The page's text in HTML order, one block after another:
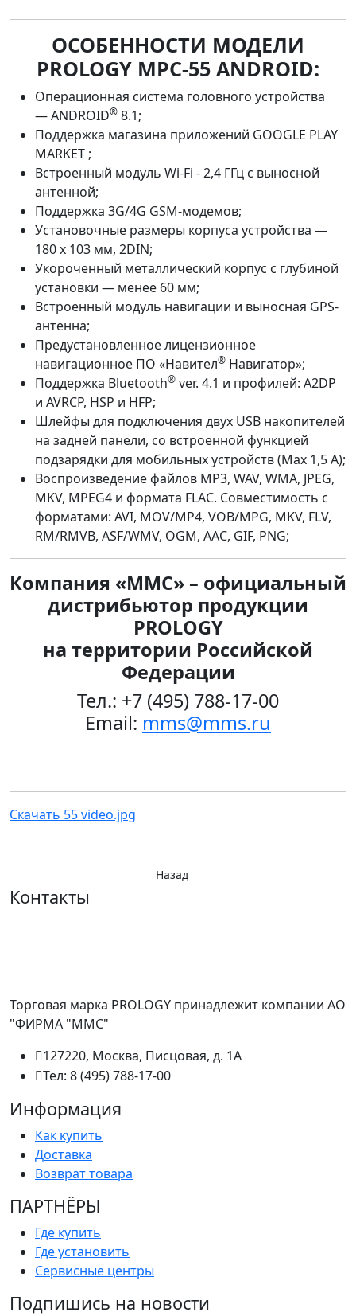
ОСОБЕННОСТИ МОДЕЛИ
PROLOGY MPC-55 ANDROID:
Операционная система головного устройства
— ANDROID® 8.1;
Поддержка магазина приложений GOOGLE PLAY
MARKET ;
Встроенный модуль Wi-Fi - 2,4 ГГц с выносной
антенной;
Поддержка 3G/4G GSM-модемов;
Установочные размеры корпуса устройства —
180 x 103 мм, 2DIN;
Укороченный металлический корпус с глубиной
установки — менее 60 мм;
Встроенный модуль навигации и выносная GPS-
антенна;
Предустановленное лицензионное
навигационное ПО «Навител® Навигатор»;
Поддержка Bluetooth® ver. 4.1 и профилей: A2DP
и AVRCP, HSP и HFP;
Шлейфы для подключения двух USB накопителей
на задней панели, со встроенной функцией
подзарядки для мобильных устройств (Мах 1,5 А);
Воспроизведение файлов MP3, WAV, WMA, JPEG,
MKV, MPEG4 и формата FLAC. Совместимость с
форматами: AVI, MOV/MP4, VOB/MPG, MKV, FLV,
RM/RMVB, ASF/WMV, OGM, AAC, GIF, PNG;
Компания «ММС» – официальный
дистрибьютор продукции
PROLOGY
на территории Российской
Федерации
Тел.: +7 (495) 788-17-00
Email: mms@mms.ru
Скачать 55 video.jpg
Назад
Контакты
Торговая марка PROLOGY принадлежит компании АО
"ФИРМА "ММС"
127220, Москва, Писцовая, д. 1А
Тел: 8 (495) 788-17-00
Информация
Как купить
Доставка
Возврат товара
ПАРТНËРЫ
Где купить
Где установить
Сервисные центры
Подпишись на новости